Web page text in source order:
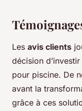
Les avis clients
décision
pour piscine. De
avant la
grâce à ces